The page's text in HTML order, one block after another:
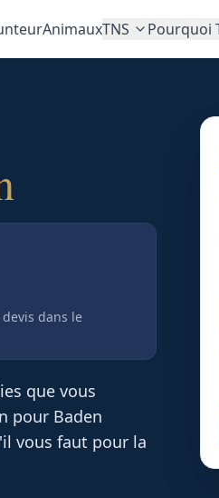
AnimauxTNS Pourquoi
dans le
que vous
pour Baden
vous faut pour la